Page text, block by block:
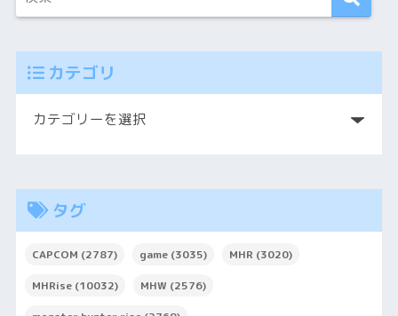
カテゴリ
タグ
CAPCOM (2787) game(3035) MHR (3020)
MHRise(10032) MHW (2576)